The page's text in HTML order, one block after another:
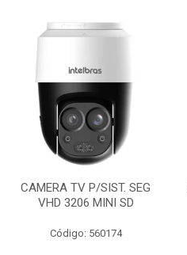
CAMERA TV P/SIST. SEG
VHD 3206 MINI SD
Código: 560174